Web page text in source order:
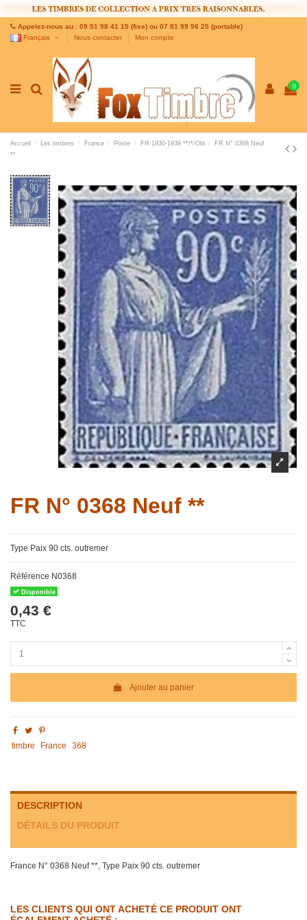
Appelez-nous au : 09 51 98 41 15 (fixe) ou 07 81 99 96 25 (portable)
Français
Nous contacter Mon compte
0
Accueil Les timbres France Poste FR 1930-1939 **/*/Obl
FR N° 0368 Neuf
**
FR N° 0368 Neuf **
Type Paix 90 cts. outremer
Référence N0368
Disponible
0,43 €
TTC
Ajouter au panier
timbre France 368
DESCRIPTION
DÉTAILS DU PRODUIT
France N° 0368 Neuf **, Type Paix 90 cts. outremer
LES CLIENTS QUI ONT ACHETÉ CE PRODUIT ONT